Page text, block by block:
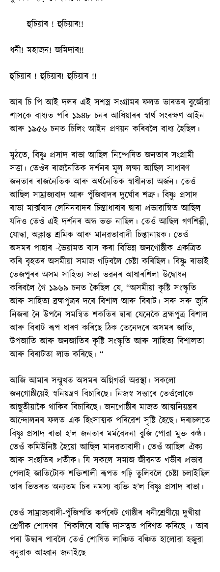
হুচিয়াৰ ! হুচিয়াৰ!!
ধনী! মহাজন! জমিদাৰ!!
হুচিয়াৰ ! হুচিয়াৰ! হুচিয়াৰ !!
আৰ চি পি আই দলৰ এই সশস্ত্ৰ সংগ্ৰামৰ ফলত ভাৰতৰ বুৰ্জোৱা
শাসকে বাধ্যত পৰি ১৯৪৮ চনৰ আধিয়াৰৰ স্বাৰ্থ সংৰক্ষণ আইন
আৰু ১৯৫৬ চনত চিলিং আইন প্ৰণয়ন কৰিবলৈ বাধ্য হৈছিল।
মুঠতে, বিষ্ণু প্ৰসাদ ৰাভা আছিল নিষ্পেষিত জনতাৰ সংগ্ৰামী
সত্তা। তেওঁৰ ৰাজনৈতিক দৰ্শনৰ মূল লক্ষ্য আছিল সাধাৰণ
জনতাৰ ৰাজনৈতিক আৰু অৰ্থনৈতিক স্বাধীনতা অৰ্জন। তেওঁ
আছিল সাম্ৰাজ্যবাদ আৰু পুঁজিবাদৰ দুৰ্ঘোৰ শত্ৰু। বিষ্ণু প্ৰসাদ
ৰাভা মাৰ্ক্সবাদ-লেনিনবাদৰ চিন্তাধাৰাৰ দ্বাৰা প্ৰভাৱান্বিত আছিল
যদিও তেওঁ এই দৰ্শনৰ অন্ধ ভক্ত নাছিল। তেওঁ আছিল গণশিল্পী,
যোদ্ধা, অক্লান্ত শ্ৰমিক আৰু মানৱতাবাদী চিন্তানায়ক। তেওঁ
অসমৰ পাহাৰ -ভৈয়ামত বাস কৰা বিভিন্ন জনগোষ্ঠীক একত্ৰিত
কৰি বৃহতৰ অসমীয়া সমাজ গঢ়িবলৈ চেষ্টা কৰিছিল। বিষ্ণু ৰাভাই
তেজপুৰৰ অসম সাহিত্য সভা ভৱনৰ আধাৰশিলা উদ্বোধন
কৰিবলৈ গৈ ১৯৬৯ চনত কৈছিল যে, “অসমীয়া কৃষ্টি সংস্কৃতি
আৰু সাহিত্য ব্ৰহ্মপুত্ৰৰ দৰে বিশাল আৰু বিৰাট। সৰু সৰু জুৰি
নিজৰা নৈ উপনৈ সমন্বিত শকতিৰ দ্বাৰা যেনেকৈ ব্ৰহ্মপুত্ৰ বিশাল
আৰু বিৰাট ৰূপ ধাৰণ কৰিছে ঠিক তেনেদৰে অসমৰ জাতি,
উপজাতি আৰু জনজাতিৰ কৃষ্টি সংস্কৃতি আৰু সাহিত্য বিশালতা
আৰু বিৰাটতা লাভ কৰিছে। “
আজি আমাৰ সন্মুখত অসমৰ অগ্নিগৰ্ভা অৱস্থা। সকলো
জনগোষ্ঠীয়েই স্বনিয়ন্ত্ৰণ বিচাৰিছে। নিজস্ব সত্তাৰে তেওঁলোকে
আছুতীয়াকৈ থাকিব বিচাৰিছে। জনগোষ্ঠীৰ মাজত আত্মনিয়ন্ত্ৰৰ
আন্দোলনৰ ফলত এক হিংসাত্মক পৰিৱেশ সৃষ্টি হৈছে। দৰাচলতে
বিষ্ণু প্ৰসাদ ৰাভা হ’ল জনতাৰ মৰ্মবেদনা বুজি পোৱা মুক্ত কণ্ঠ।
তেওঁ কমিউনিষ্ট হৈয়ো আছিল মানৱতাবাদী। তেওঁ আছিল ঐক্য
আৰু সংহতিৰ প্ৰতীক। যি সকলে সমাজ জীৱনত গভীৰ প্ৰভাৱ
পেলাই জাতিটোক শক্তিশালী ৰূপত গঢ়ি তুলিবলৈ চেষ্টা চলাইছিল
তাৰ ভিতৰত অন্যতম চিৰ নমস্য ব্যক্তি হ’ল বিষ্ণু প্ৰসাদ ৰাভা।
তেওঁ সাম্ৰাজ্যবাদী-পুঁজিপতি কৰ্পৰেট গোষ্ঠীৰ ধনীশ্ৰেণীয়ে দুখীয়া
শ্ৰেণীক শোষণৰ শিকলিৰে বান্ধি দাসত্বত পৰিণত কৰিছে । তাৰ
পৰা উদ্ধাৰ পাবলৈ তেওঁ শোষিত লাঞ্চিত বঞ্চিত হালোৱা হজুৱা
বনুৱাক আহ্বান জনাইছে